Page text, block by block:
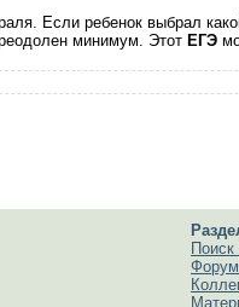
Если ребенок выбрал
минимум. Этот ЕГЭ
Поиск